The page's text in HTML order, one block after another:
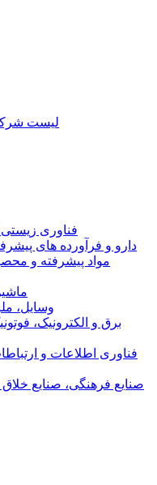
لیست شرکت
فناوری
دارو و فرآورده های
مواد پیشرفته و
وسایل،
برق و الکترونیک،
فناوری اطلاعات و
صنایع فرهنگی، صنایع